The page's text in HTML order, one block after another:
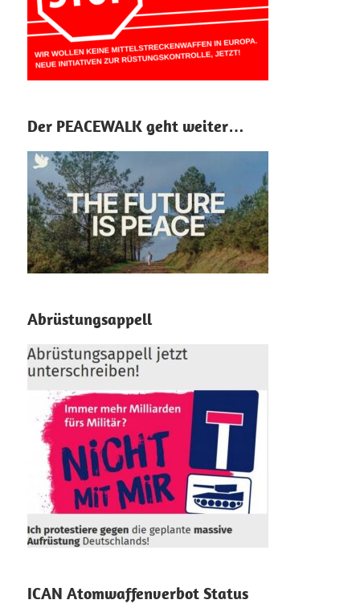
Der PEACEWALK geht weiter…
Abrüstungsappell
ICAN Atomwaffenverbot Status